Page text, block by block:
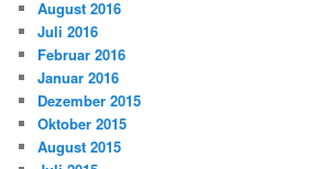
August 2016
Juli 2016
Februar 2016
Januar 2016
Dezember 2015
Oktober 2015
August 2015